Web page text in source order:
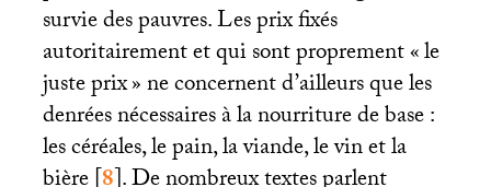
survie des pauvres. Les prix fixés
autoritairement et qui sont proprement «le
juste prix» ne concernent d’ailleurs que les
denrées nécessaires à la nourriture de base :
les céréales, le pain, la viande, le vin et la